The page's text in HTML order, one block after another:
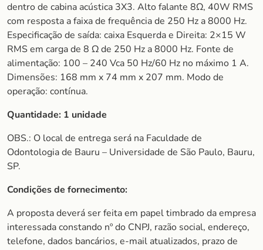
dentro de cabina acústica 3X3. Alto falante 8Ω, 40W RMS
com resposta a faixa de frequência de 250 Hz a 8000 Hz.
Especificação de saída: caixa Esquerda e Direita: 2×15 W
RMS em carga de 8 Ω de 250 Hz a 8000 Hz. Fonte de
alimentação: 100 – 240 Vca 50 Hz/60 Hz no máximo 1 A.
Dimensões: 168 mm x 74 mm x 207 mm. Modo de
operação: contínua.
Quantidade: 1 unidade
OBS.: O local de entrega será na Faculdade de
Odontologia de Bauru – Universidade de São Paulo, Bauru,
SP.
Condições de fornecimento:
A proposta deverá ser feita em papel timbrado da empresa
interessada constando nº do CNPJ, razão social, endereço,
telefone, dados bancários, e-mail atualizados, prazo de